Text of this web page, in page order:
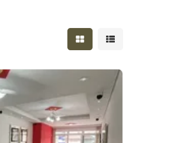
Mostrar resultados em
Mostrar